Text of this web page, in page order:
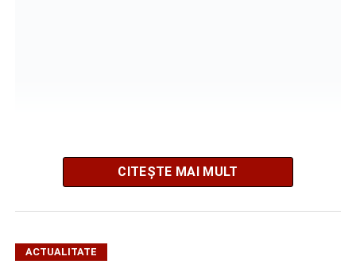
SNUAU 112, cu privire la producerea unui eveniment
rutier soldat cu victime.
CITEȘTE MAI MULT
ACTUALITATE